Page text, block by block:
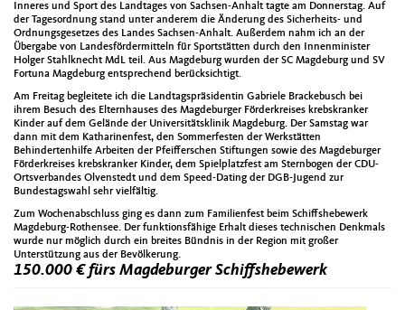
Inneres und Sport des Landtages von Sachsen-Anhalt tagte am Donnerstag. Auf
der Tagesordnung stand unter anderem die Änderung des Sicherheits- und
Ordnungsgesetzes des Landes Sachsen-Anhalt. Außerdem nahm ich an der
Übergabe von Landesfördermitteln für Sportstätten durch den Innenminister
Holger Stahlknecht MdL teil. Aus Magdeburg wurden der SC Magdeburg und SV
Fortuna Magdeburg entsprechend berücksichtigt.
Am Freitag begleitete ich die Landtagspräsidentin Gabriele Brackebusch bei
ihrem Besuch des Elternhauses des Magdeburger Förderkreises krebskranker
Kinder auf dem Gelände der Universitätsklinik Magdeburg. Der Samstag war
dann mit dem Katharinenfest, den Sommerfesten der Werkstätten
Behindertenhilfe Arbeiten der Pfeifferschen Stiftungen sowie des Magdeburger
Förderkreises krebskranker Kinder, dem Spielplatzfest am Sternbogen der CDU-
Ortsverbandes Olvenstedt und dem Speed-Dating der DGB-Jugend zur
Bundestagswahl sehr vielfältig.
Zum Wochenabschluss ging es dann zum Familienfest beim Schiffshebewerk
Magdeburg-Rothensee. Der funktionsfähige Erhalt dieses technischen Denkmals
wurde nur möglich durch ein breites Bündnis in der Region mit großer
Unterstützung aus der Bevölkerung.
150.000 € fürs Magdeburger Schiffshebewerk